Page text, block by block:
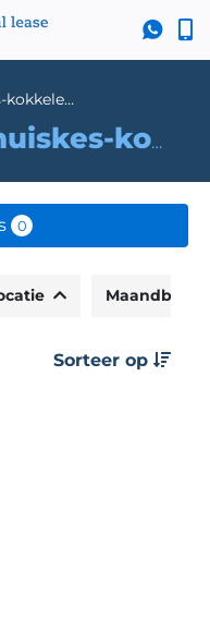
huiskes-kokkeler-hengelo-bv
kokkeler-hengelo-bv
0
Sorteer op